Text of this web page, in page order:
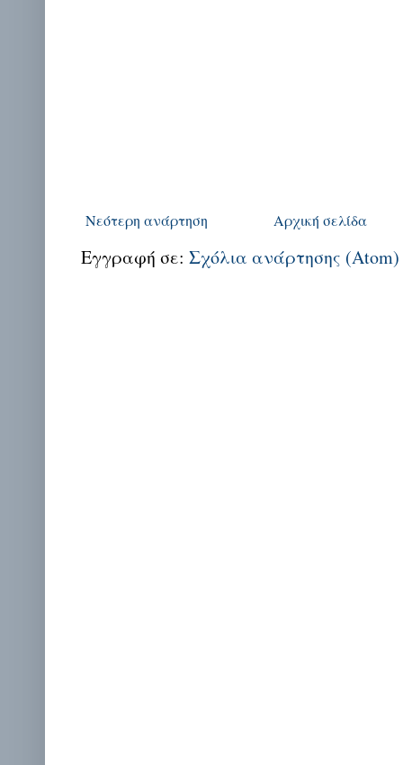
Νεότερη ανάρτηση Αρχική σελίδα
Εγγραφή σε: Σχόλια ανάρτησης (Atom)